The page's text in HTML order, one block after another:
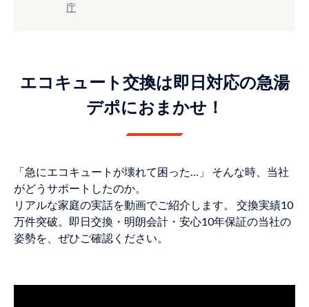
庁
エコキュート交換は即日対応の急湯
デポにおまかせ！
「急にエコキュートが壊れて困った…」 そんな時、当社
がどうサポートしたのか。
リアルな家庭の実話を動画でご紹介します。 交換実績10
万件突破。即日交換・明朗会計・安心10年保証の当社の
姿勢を、ぜひご確認ください。